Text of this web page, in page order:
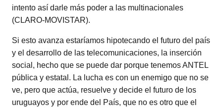
intento así darle más poder a las multinacionales
(CLARO-MOVISTAR).
Si esto avanza estaríamos hipotecando el futuro del país
y el desarrollo de las telecomunicaciones, la inserción
social, hecho que se puede dar porque tenemos ANTEL
pública y estatal. La lucha es con un enemigo que no se
ve, pero que actúa, resuelve y decide el futuro de los
uruguayos y por ende del País, que no es otro que el